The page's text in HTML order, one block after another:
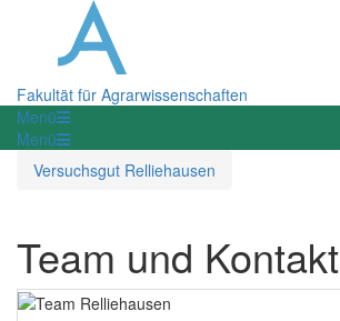
Fakultät für Agrarwissenschaften
Menü
Menü
Versuchsgut Relliehausen
Team und Kontakt